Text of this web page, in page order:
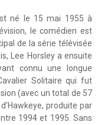
né le 15 mai 1955 à
le comédien est
de la série télévisée
Lee Horsley a ensuite
connu une longue
Solitaire qui fut
(avec un total de 57
produite par
1994 et 1995. Sans